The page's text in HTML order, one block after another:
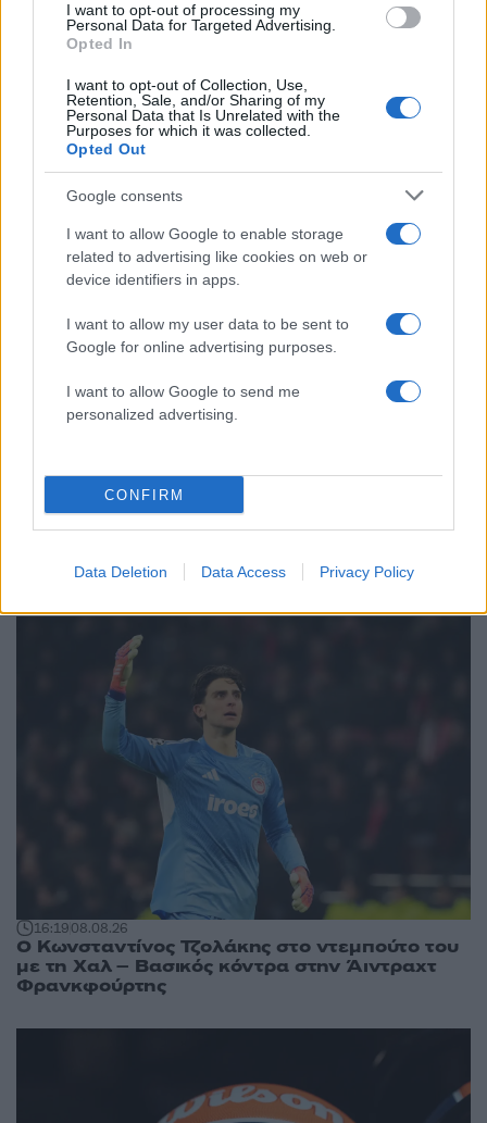
I want to opt-out of processing my
Personal Data for Targeted Advertising.
Opted In
I want to opt-out of Collection, Use,
Retention, Sale, and/or Sharing of my
Personal Data that Is Unrelated with the
Purposes for which it was collected.
Opted Out
Google consents
I want to allow Google to enable storage
related to advertising like cookies on web or
device identifiers in apps.
I want to allow my user data to be sent to
Google for online advertising purposes.
I want to allow Google to send me
personalized advertising.
CONFIRM
Data Deletion Data Access Privacy Policy
Marfin: Η 46χρονη πήρε προθεσμία για
να απολογηθεί την Τρίτη – «Είναι αθώα,
συμμετείχε στη διαδήλωση όπως και
Βγήκαν ξανά τα μαχαίρια στην Ελπίδα
για τη Δημοκρατία: «Καρυστιανού,
Γρατσία και Γαλανός μετέτρεψαν το
κίνημα σε φοβικό αρχηγικό κόμμα»
Μεταφορές χρημάτων: Πότε μπορεί να
θεωρηθούν δωρεές και να επιβληθεί
φόρος – Τι ισχυεί για τις γονικές παροχές
Απίστευτο κι όμως αληθινό -
Aναστέλλονται τα τακτικά ραντεβού του
αγγειοχειρουργού του νοσοκομείου
Χανίων επειδή κλάπηκε το μηχανάκι του
γιατρού
Σούπερ μάρκετ: Νέες μειώσεις τιμών –
916 προϊόντα στην εθνική πρωτοβουλία,
ανάμεσά τους 130 σχολικά
Περισσότερα άρθρα
16:1908.08.26
Ο Κωνσταντίνος Τζολάκης στο ντεμπούτο του
με τη Χαλ – Βασικός κόντρα στην Άιντραχτ
Φρανκφούρτης